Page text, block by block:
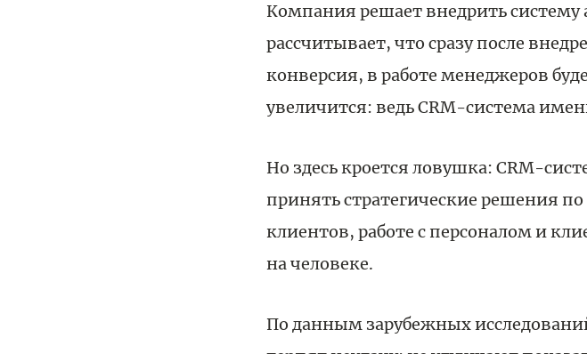
Компания решает внедрить
рассчитывает, что сразу после
конверсия, в работе менеджеров
увеличится: ведь CRM-система
Но здесь кроется ловушка: CRM-
принять стратегические решения
клиентов, работе с персоналом и
на человеке.
По данным зарубежных